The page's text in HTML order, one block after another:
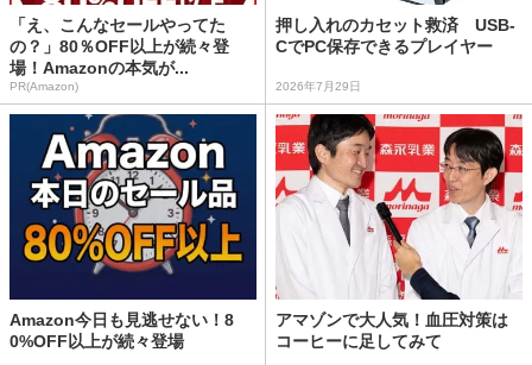
「え、こんなセールやってた
の？」80％OFF以上が続々登
場！Amazonの本気が...
PR(Amazon)
押し入れのカセット救済 USB-
CでPC保存できるプレイヤー
2026年7月29日
Amazon今日も見逃せない！8
0%OFF以上が続々登場
アマゾンで大人気！血圧対策は
コーヒーに足してみて